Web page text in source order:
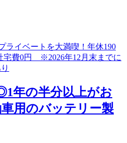
年の半分以上がお
用のバッテリー製